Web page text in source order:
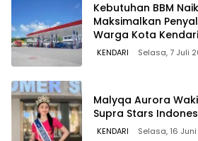
Kebutuhan BBM
Maksimalkan
Warga Kota Kendari
KENDARI Selasa, 7 Juli
Malyqa Aurora
Supra Stars
KENDARI Selasa, 16